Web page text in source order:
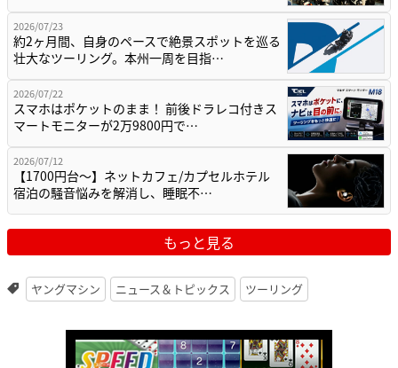
2026/07/23
約2ヶ月間、自身のペースで絶景スポットを巡る
壮大なツーリング。本州一周を目指…
2026/07/22
スマホはポケットのまま！ 前後ドラレコ付きス
マートモニターが2万9800円で…
2026/07/12
【1700円台～】ネットカフェ/カプセルホテル
宿泊の騒音悩みを解消し、睡眠不…
もっと見る
ヤングマシン ニュース＆トピックス ツーリング